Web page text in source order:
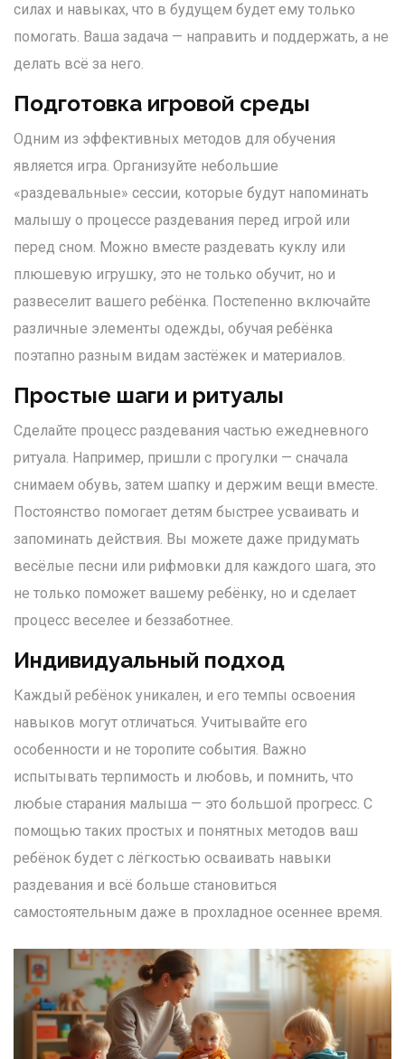
силах и навыках, что в будущем будет ему только
помогать. Ваша задача — направить и поддержать, а не
делать всё за него.
Подготовка игровой среды
Одним из эффективных методов для обучения
является игра. Организуйте небольшие
«раздевальные» сессии, которые будут напоминать
малышу о процессе раздевания перед игрой или
перед сном. Можно вместе раздевать куклу или
плюшевую игрушку, это не только обучит, но и
развеселит вашего ребёнка. Постепенно включайте
различные элементы одежды, обучая ребёнка
поэтапно разным видам застёжек и материалов.
Простые шаги и ритуалы
Сделайте процесс раздевания частью ежедневного
ритуала. Например, пришли с прогулки — сначала
снимаем обувь, затем шапку и держим вещи вместе.
Постоянство помогает детям быстрее усваивать и
запоминать действия. Вы можете даже придумать
весёлые песни или рифмовки для каждого шага, это
не только поможет вашему ребёнку, но и сделает
процесс веселее и беззаботнее.
Индивидуальный подход
Каждый ребёнок уникален, и его темпы освоения
навыков могут отличаться. Учитывайте его
особенности и не торопите события. Важно
испытывать терпимость и любовь, и помнить, что
любые старания малыша — это большой прогресс. С
помощью таких простых и понятных методов ваш
ребёнок будет с лёгкостью осваивать навыки
раздевания и всё больше становиться
самостоятельным даже в прохладное осеннее время.